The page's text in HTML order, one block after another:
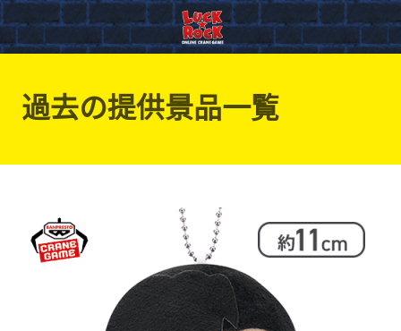
過去の提供景品一覧